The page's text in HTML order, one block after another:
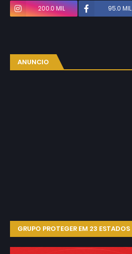
200.0 MIL 95.0 MIL
ANUNCIO
GRUPO PROTEGER EM 23 ESTADOS